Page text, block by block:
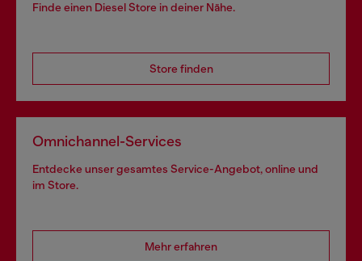
Finde einen Diesel Store in deiner Nähe.
Store finden
Omnichannel-Services
Entdecke unser gesamtes Service-Angebot, online und
im Store.
Mehr erfahren